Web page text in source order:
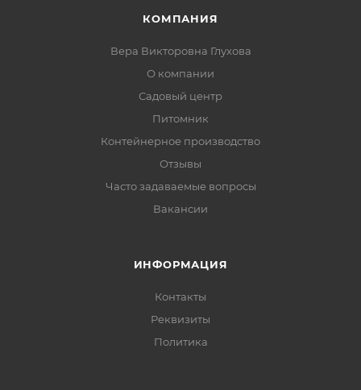
КОМПАНИЯ
Вера Викторовна Глухова
О компании
Садовый центр
Питомник
Контейнерное производство
Отзывы
Часто задаваемые вопросы
Вакансии
ИНФОРМАЦИЯ
Контакты
Реквизиты
Политика